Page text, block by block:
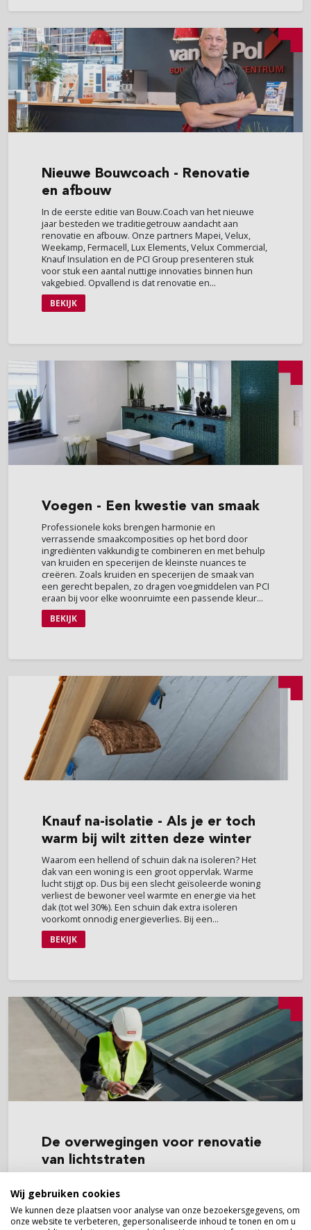
Nieuwe Bouwcoach - Renovatie
en afbouw
In de eerste editie van Bouw.Coach van het nieuwe
jaar besteden we traditiegetrouw aandacht aan
renovatie en afbouw. Onze partners Mapei, Velux,
Weekamp, Fermacell, Lux Elements, Velux Commercial,
Knauf Insulation en de PCI Group presenteren stuk
voor stuk een aantal nuttige innovaties binnen hun
vakgebied. Opvallend is dat renovatie en...
BEKIJK
Voegen - Een kwestie van smaak
Professionele koks brengen harmonie en
verrassende smaakcomposities op het bord door
ingrediënten vakkundig te combineren en met behulp
van kruiden en specerijen de kleinste nuances te
creëren. Zoals kruiden en specerijen de smaak van
een gerecht bepalen, zo dragen voegmiddelen van PCI
eraan bij voor elke woonruimte een passende kleur...
BEKIJK
Knauf na-isolatie - Als je er toch
warm bij wilt zitten deze winter
Waarom een hellend of schuin dak na isoleren? Het
dak van een woning is een groot oppervlak. Warme
lucht stijgt op. Dus bij een slecht geïsoleerde woning
verliest de bewoner veel warmte en energie via het
dak (tot wel 30%). Een schuin dak extra isoleren
voorkomt onnodig energieverlies. Bij een...
BEKIJK
De overwegingen voor renovatie
van lichtstraten
ontwerp van een dak. Van kleine kamers tot grote
open ruimtes, natuurlijk daglicht via het dak werd altijd
gewaardeerd voor de vele voordelen die het heeft
Wij gebruiken cookies
We kunnen deze plaatsen voor analyse van onze bezoekersgegevens, om
onze website te verbeteren, gepersonaliseerde inhoud te tonen en om u